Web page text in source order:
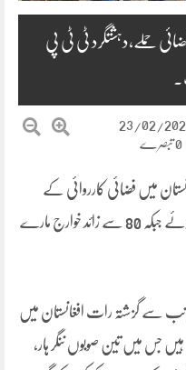
حملے،دہشتگرد ٹی ٹی پی
23/02/
میں فضائی کارروائی کے
دوران ٹی ٹی پی کے سات ٹھکانے تباہ ہوئے جبکہ 80 سے زائد خوارج مارے
سے گزشتہ رات افغانستان میں
ہیں جس میں تین صوبوں ننگر ہار،